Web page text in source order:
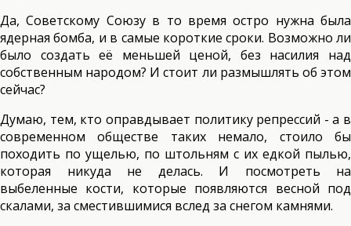
Да, Советскому Союзу в то время остро нужна была
ядерная бомба, и в самые короткие сроки. Возможно ли
было создать её меньшей ценой, без насилия над
собственным народом? И стоит ли размышлять об этом
сейчас?
Думаю, тем, кто оправдывает политику репрессий - а в
современном обществе таких немало, стоило бы
походить по ущелью, по штольням с их едкой пылью,
которая никуда не делась. И посмотреть на
выбеленные кости, которые появляются весной под
скалами, за сместившимися вслед за снегом камнями.